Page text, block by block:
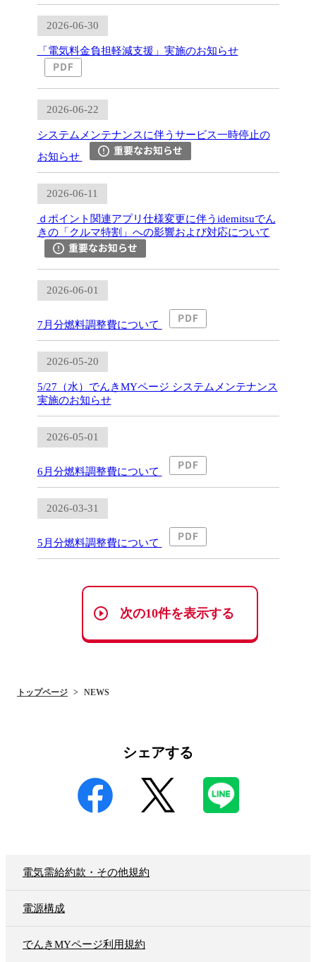
2026-06-30
「電気料金負担軽減支援」実施のお知らせ
2026-06-22
システムメンテナンスに伴うサービス一時停止の
お知らせ
2026-06-11
ｄポイント関連アプリ仕様変更に伴うidemitsuでん
きの「クルマ特割」への影響および対応について
2026-06-01
7月分燃料調整費について
2026-05-20
5/27（水）でんきMYページ システムメンテナンス
実施のお知らせ
2026-05-01
6月分燃料調整費について
2026-03-31
5月分燃料調整費について
次の10件を表示する
トップページ NEWS
シェアする
電気需給約款・その他規約
電源構成
でんきMYページ利用規約